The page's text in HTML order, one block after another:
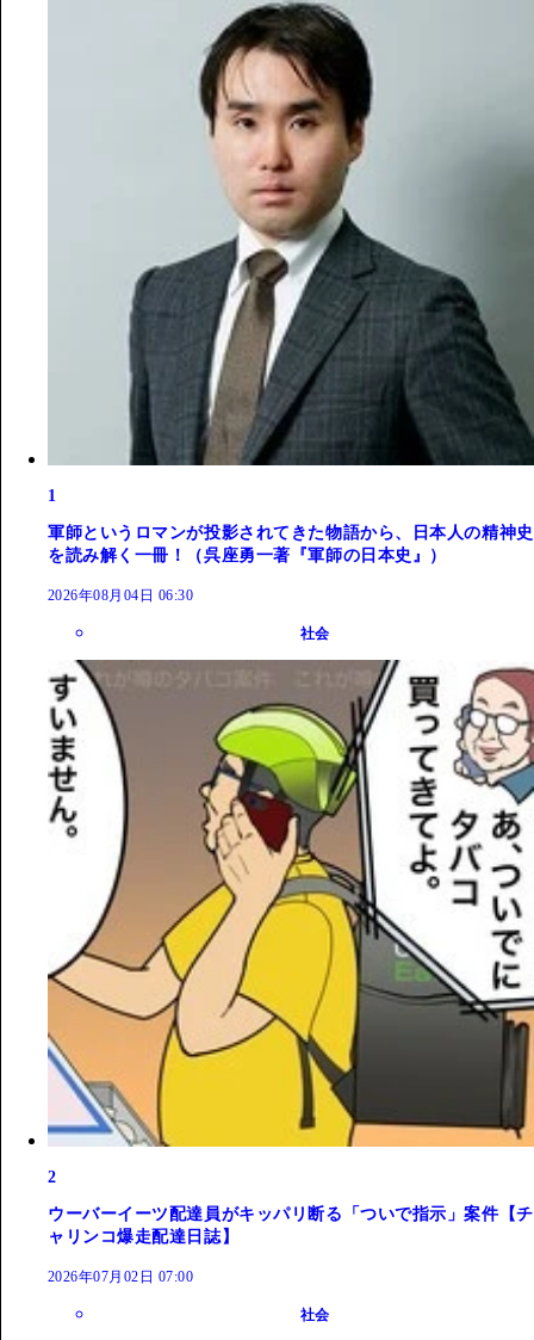
1
軍師というロマンが投影されてきた物語から、日本人の精神史
を読み解く一冊！（呉座勇一著『軍師の日本史』）
2026年08月04日 06:30
社会
2
ウーバーイーツ配達員がキッパリ断る「ついで指示」案件【チ
ャリンコ爆走配達日誌】
2026年07月02日 07:00
社会